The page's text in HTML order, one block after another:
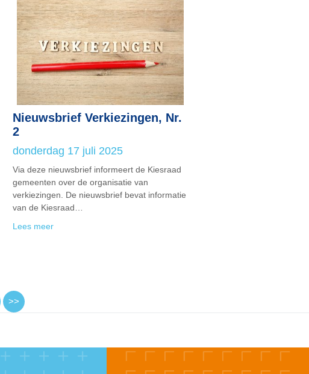
Nieuwsbrief Verkiezingen, Nr.
2
donderdag 17 juli 2025
Via deze nieuwsbrief informeert de Kiesraad
gemeenten over de organisatie van
verkiezingen. De nieuwsbrief bevat informatie
van de Kiesraad…
Lees meer
>>